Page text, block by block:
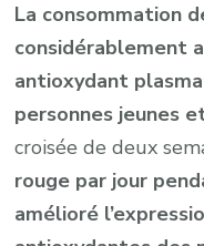
La consommation
considérablement
antioxydant
personnes jeunes
croisée de deux
rouge par jour
amélioré